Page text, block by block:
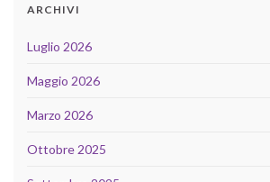
ARCHIVI
Luglio 2026
Maggio 2026
Marzo 2026
Ottobre 2025